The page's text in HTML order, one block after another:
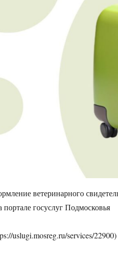
ветеринарного
госуслуг Подмосковья
uslugi.mosreg.ru/services/